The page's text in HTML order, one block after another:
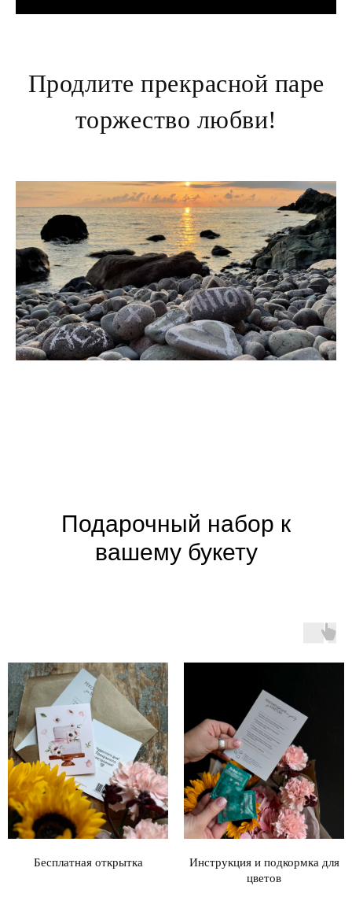
Продлите прекрасной паре
торжество любви!
Подарочный набор к
вашему букету
Бесплатная открытка
Инструкция и подкормка для
цветов